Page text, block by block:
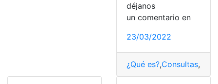
déjanos
un comentario en
23/03/2022
¿Qué es?,Consultas,